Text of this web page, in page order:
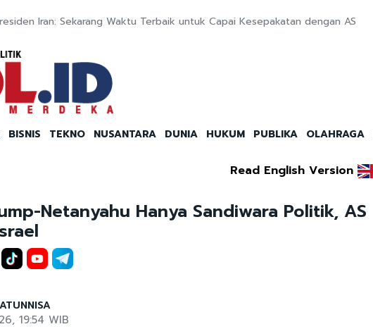
Iran: Sekarang Waktu Terbaik untuk Capai Kesepakatan dengan AS
BISNIS TEKNO NUSANTARA DUNIA HUKUM PUBLIKA OLAHRAGA
Read English Version
Netanyahu Hanya Sandiwara Politik, AS
19:54 WIB